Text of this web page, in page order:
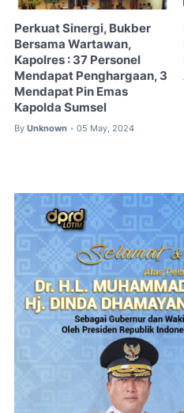
Perkuat Sinergi, Bukber
Bersama Wartawan,
Kapolres : 37 Personel
Mendapat Penghargaan, 3
Mendapat Pin Emas
Kapolda Sumsel
By Unknown • 05 May, 2024